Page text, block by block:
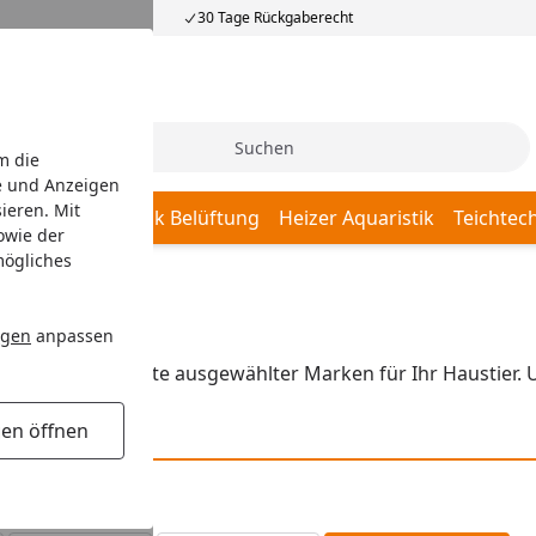
die
und Anzeigen
Mit
der
anpassen
öffnen
30 Tage Rückgaberecht
Suche
Aquarientechnik Belüftung Heizer Aquaristik
Produkte ausgewählter Marken für Ihr